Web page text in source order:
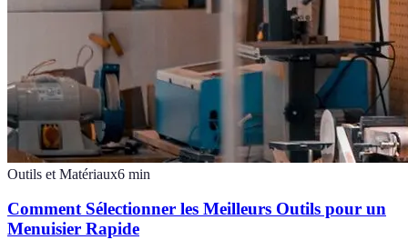
Outils et Matériaux6 min
Comment Sélectionner les Meilleurs Outils pour un
Menuisier Rapide